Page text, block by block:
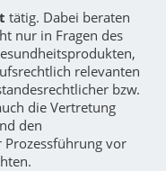
tätig. Dabei beraten
nur in Fragen des
relevanten
bzw.
die Vertretung
den
vor